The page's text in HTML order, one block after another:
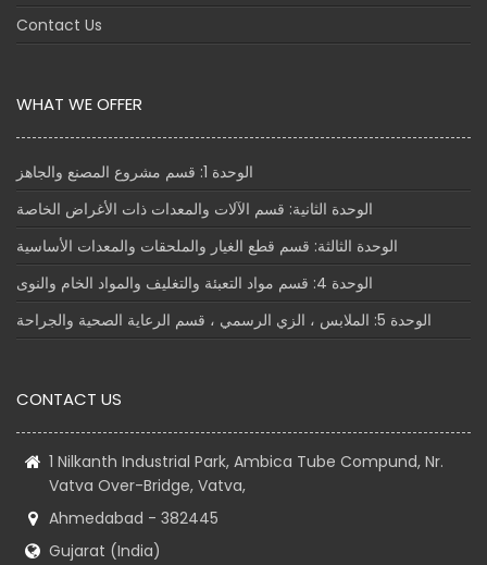
Contact Us
WHAT WE OFFER
الوحدة 1: قسم مشروع المصنع والجاهز
الوحدة الثانية: قسم الآلات والمعدات ذات الأغراض الخاصة
الوحدة الثالثة: قسم قطع الغيار والملحقات والمعدات الأساسية
الوحدة 4: قسم مواد التعبئة والتغليف والمواد الخام والنوى
الوحدة 5: الملابس ، الزي الرسمي ، قسم الرعاية الصحية والجراحة
CONTACT US
1 Nilkanth Industrial Park, Ambica Tube Compund, Nr.
Vatva Over-Bridge, Vatva,
Ahmedabad - 382445
Gujarat (India)